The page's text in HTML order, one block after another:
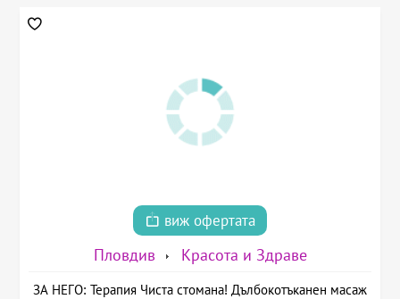
виж офертата
Пловдив Красота и Здраве
ЗА НЕГО: Терапия Чиста стомана! Дълбокотъканен масаж